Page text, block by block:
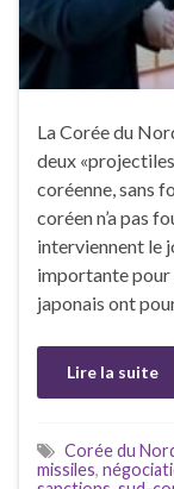
La Corée du
deux
coréenne, sans
coréen n’a pas
interviennent le
importante pour
japonais ont
Lire la suite
Corée du
missiles,